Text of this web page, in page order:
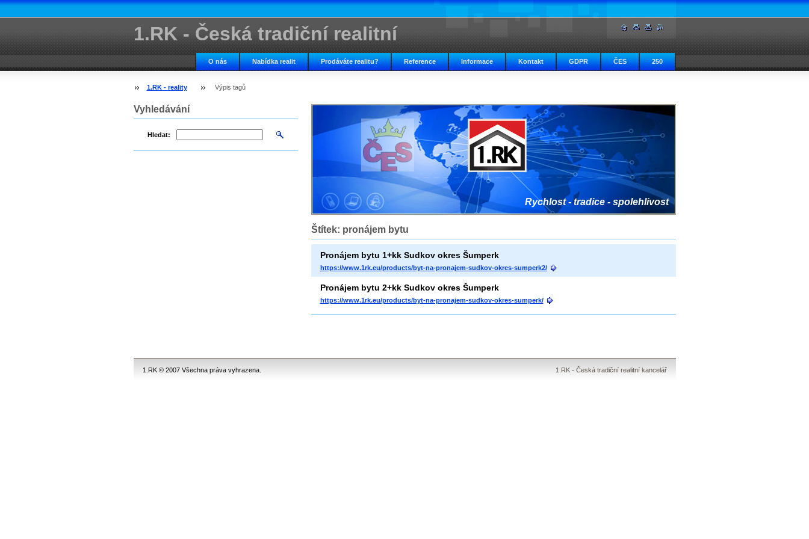
1.RK - Česká tradiční realitní
kancelářO nás Nabídka realit Prodáváte realitu? Reference Informace Kontakt GDPR ČES 250
1.RK - reality Výpis tagů
Rychlost - tradice - spolehlivost
Štítek: pronájem bytu
Pronájem bytu 1+kk Sudkov okres Šumperk
https://www.1rk.eu/products/byt-na-pronajem-sudkov-okres-sumperk2/
Pronájem bytu 2+kk Sudkov okres Šumperk
https://www.1rk.eu/products/byt-na-pronajem-sudkov-okres-sumperk/
Vyhledávání
Hledat:
1.RK © 2007 Všechna práva vyhrazena. 1.RK - Česká tradiční realitní kancelář